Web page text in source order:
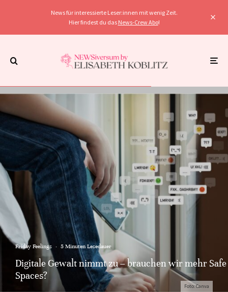
News für interessierte Leser:innen mit wenig Zeit.
Hier findest du das News-Crew Abo!
Foto: Canva
Friday Feelings · 5 Minuten Lesedauer
Digitale Gewalt nimmt zu – brauchen wir mehr Safe
Spaces?